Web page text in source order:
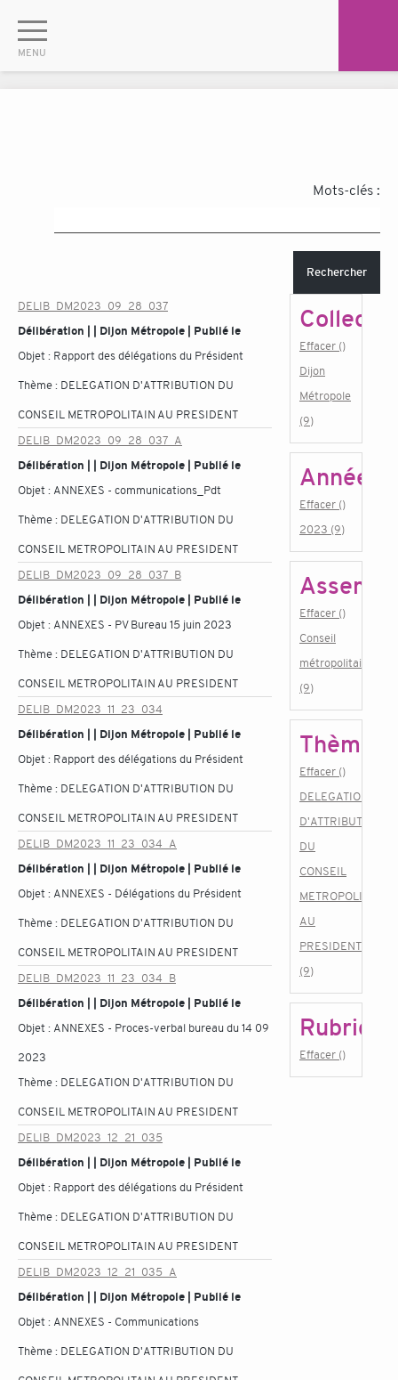
Mots-clés :
Rechercher
DELIB_DM2023_09_28_037
Délibération | | Dijon Métropole | Publié le
Objet : Rapport des délégations du Président
Thème : DELEGATION D'ATTRIBUTION DU
CONSEIL METROPOLITAIN AU PRESIDENT
DELIB_DM2023_09_28_037_A
Délibération | | Dijon Métropole | Publié le
Objet : ANNEXES - communications_Pdt
Thème : DELEGATION D'ATTRIBUTION DU
CONSEIL METROPOLITAIN AU PRESIDENT
DELIB_DM2023_09_28_037_B
Délibération | | Dijon Métropole | Publié le
Objet : ANNEXES - PV Bureau 15 juin 2023
Thème : DELEGATION D'ATTRIBUTION DU
CONSEIL METROPOLITAIN AU PRESIDENT
DELIB_DM2023_11_23_034
Délibération | | Dijon Métropole | Publié le
Objet : Rapport des délégations du Président
Thème : DELEGATION D'ATTRIBUTION DU
CONSEIL METROPOLITAIN AU PRESIDENT
DELIB_DM2023_11_23_034_A
Délibération | | Dijon Métropole | Publié le
Objet : ANNEXES - Délégations du Président
Thème : DELEGATION D'ATTRIBUTION DU
CONSEIL METROPOLITAIN AU PRESIDENT
DELIB_DM2023_11_23_034_B
Délibération | | Dijon Métropole | Publié le
Objet : ANNEXES - Proces-verbal bureau du 14 09
2023
Thème : DELEGATION D'ATTRIBUTION DU
CONSEIL METROPOLITAIN AU PRESIDENT
DELIB_DM2023_12_21_035
Délibération | | Dijon Métropole | Publié le
Objet : Rapport des délégations du Président
Thème : DELEGATION D'ATTRIBUTION DU
CONSEIL METROPOLITAIN AU PRESIDENT
DELIB_DM2023_12_21_035_A
Délibération | | Dijon Métropole | Publié le
Objet : ANNEXES - Communications
Thème : DELEGATION D'ATTRIBUTION DU
Effacer ()
Dijon
Métropole
(9)
Année
Effacer ()
2023 (9)
Effacer ()
Conseil
métropolitain
(9)
Thème
Effacer ()
DELEGATION
D'ATTRIBUTION
DU
CONSEIL
METROPOLITAIN
AU
PRESIDENT
(9)
Rubrique
Effacer ()